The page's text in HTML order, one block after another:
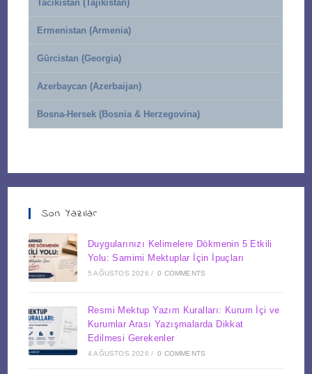
Tacikistan (Tajikistan)
Ermenistan (Armenia)
Gürcistan (Georgia)
Azerbaycan (Azerbaijan)
Bosna-Hersek (Bosnia & Herzegovina)
Son Yazılar
Duygularınızı Kelimelere Dökmenin 5 Etkili
Yolu: Samimi Mektuplar İçin İpuçları
5 AĞUSTOS 2026 / 0 COMMENTS
Resmi Mektup Yazım Kuralları: Kurum İçi ve
Kurumlar Arası Yazışmalarda Dikkat
Edilmesi Gerekenler
4 AĞUSTOS 2026 / 0 COMMENTS